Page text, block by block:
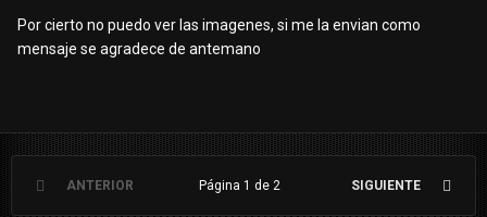
Por cierto no puedo ver las imagenes, si me la envian como
mensaje se agradece de antemano
ANTERIOR SIGUIENTE
Página 1 de 2